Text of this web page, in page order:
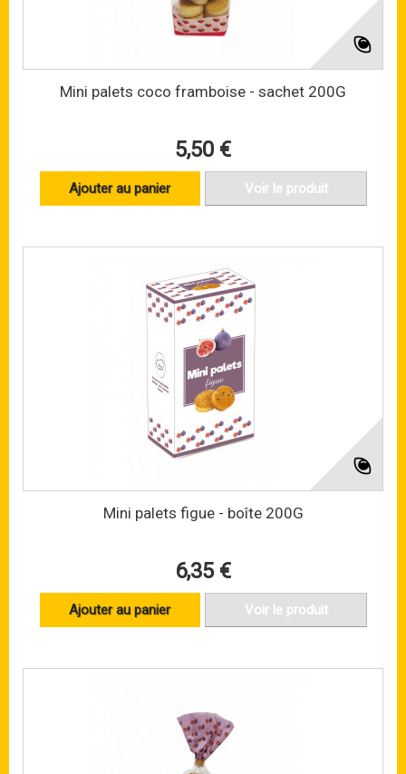
Mini palets coco framboise - sachet 200G
5,50 €
Ajouter au panier Voir le produit
Mini palets figue - boîte 200G
6,35 €
Ajouter au panier Voir le produit